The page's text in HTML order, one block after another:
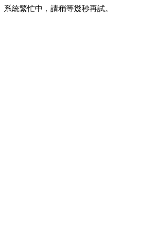
系統繁忙中，請稍等幾秒再試。